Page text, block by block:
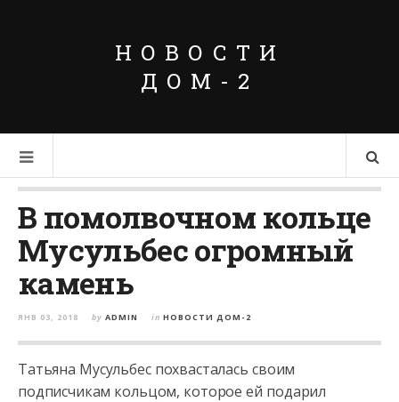
НОВОСТИ
ДОМ-2
В помолвочном кольце
Мусульбес огромный
камень
ЯНВ 03, 2018 by ADMIN in НОВОСТИ ДОМ-2
Татьяна Мусульбес похвасталась своим
подписчикам кольцом, которое ей подарил